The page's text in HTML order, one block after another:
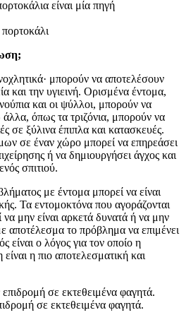
μπορούν να αποτελέσουν
και την υγιεινή. Ορισμένα έντομα,
και οι ψύλλοι, μπορούν να
όπως τα τριζόνια, μπορούν να
σε ξύλινα έπιπλα και κατασκευές.
σε έναν χώρο μπορεί να επηρεάσει
ή να δημιουργήσει άγχος και
σπιτιού.
με έντομα μπορεί να είναι
Τα εντομοκτόνα που αγοράζονται
μην είναι αρκετά δυνατά ή να μην
αποτέλεσμα το πρόβλημα να επιμένει
είναι ο λόγος για τον οποίο η
η πιο αποτελεσματική και
σε εκτεθειμένα φαγητά.